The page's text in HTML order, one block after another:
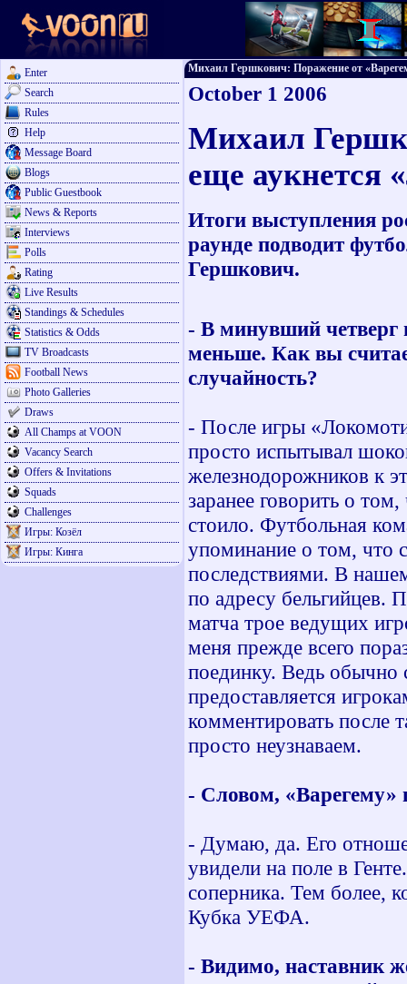
Enter
Search
Rules
Help
Message Board
Blogs
Public Guestbook
News & Reports
Interviews
Polls
Rating
Live Results
Standings & Schedules
Statistics & Odds
TV Broadcasts
Football News
Photo Galleries
Draws
All Champs at VOON
Vacancy Search
Offers & Invitations
Squads
Challenges
Игры: Козёл
Игры: Кинга
Михаил Гершкович: Поражение от
October 1 2006
Михаил
еще аукнется
Итоги выступления
раунде подводит
Гершкович.
- В минувший четверг
меньше. Как вы
случайность?
- После игры
просто испытывал
железнодорожников к
заранее говорить о
стоило. Футбольная
упоминание о том, что
последствиями. В
по адресу бельгийцев.
матча трое ведущих
меня прежде всего
поединку. Ведь обычно
предоставляется
комментировать после
просто неузнаваем.
- Словом, «Варегему»
- Думаю, да. Его
увидели на поле в
соперника. Тем более,
Кубка УЕФА.
- Видимо, наставник